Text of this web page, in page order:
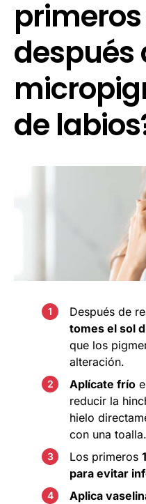
después
de
Después de
tomes el sol
que los
alteración.
Aplícate frío
reducir la
hielo
con una toalla.
Los primeros
para evitar
Aplica